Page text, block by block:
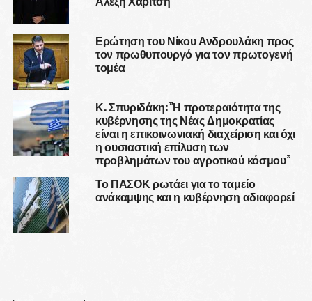
Ερώτηση του Νίκου Ανδρουλάκη προς
τον πρωθυπουργό για τον πρωτογενή
τομέα
Κ. Σπυριδάκη:”Η προτεραιότητα της
κυβέρνησης της Νέας Δημοκρατίας
είναι η επικοινωνιακή διαχείριση και όχι
η ουσιαστική επίλυση των
προβλημάτων του αγροτικού κόσμου”
Το ΠΑΣΟΚ ρωτάει για το ταμείο
ανάκαμψης και η κυβέρνηση αδιαφορεί